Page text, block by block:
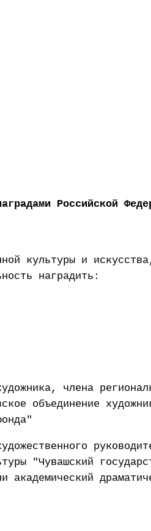
Российской
культуры и
наградить:
члена
объединение
"Чувашский
академический